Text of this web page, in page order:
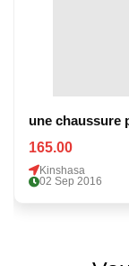
une chaussure
165.00
Kinshasa
02 Sep 2016